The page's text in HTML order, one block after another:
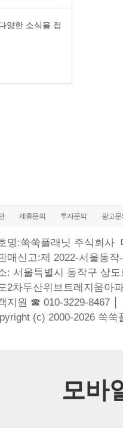
양한 소식을 접
제휴문의 투자문의 광고문
명:쑥쑥플래닛 주식회사
매신고:제 2022-서울동작
: 서울특별시 동작구 상
2차두산위브트레지움아
지원 ☎ 010-3229-8467 │
(c) 2000-2026 쑥
모바